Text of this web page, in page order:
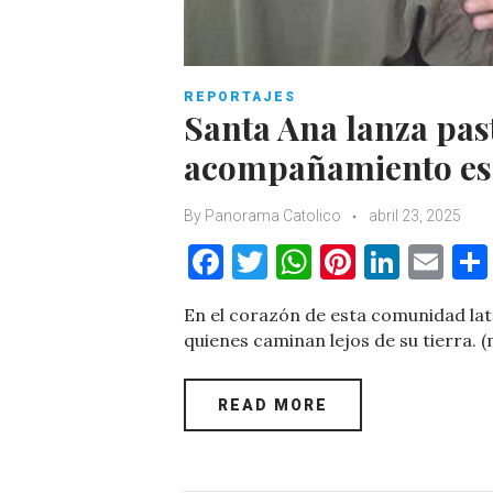
REPORTAJES
Santa Ana lanza
acompañamiento
By Panorama Catolico abril 23, 2025
F
c
e
b
o
T
w
it
te
r
W
h
at
s
A
p
Pi
er
es
Li
k
E
m
ai
En el corazón de esta comunidad
quienes caminan lejos de su tierra.
READ MORE